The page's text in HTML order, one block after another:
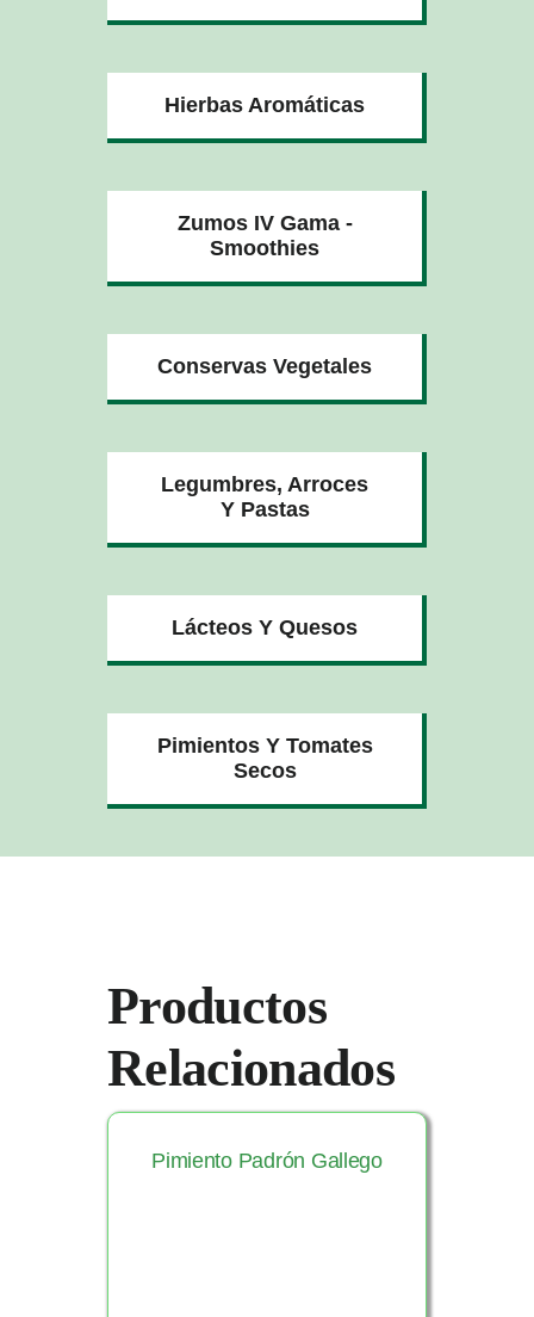
Hierbas Aromáticas
Zumos IV Gama -
Smoothies
Conservas Vegetales
Legumbres, Arroces
Y Pastas
Lácteos Y Quesos
Pimientos Y Tomates
Secos
Productos
Relacionados
Pimiento Padrón Gallego